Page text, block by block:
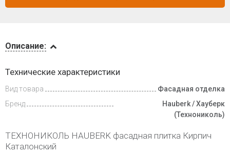
и оплата
Описание:
Технические характеристики
Вид товара
Фасадная отделка
Бренд
Hauberk / Хауберк
(Технониколь)
ТЕХНОНИКОЛЬ HAUBERK фасадная плитка Кирпич
Каталонский